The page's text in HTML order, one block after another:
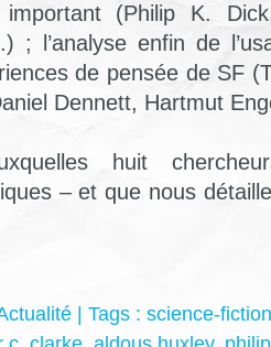
important (Philip K.
; l’analyse enfin de
de pensée de SF
Dennett, Hartmut
huit
– et que nous
| Tags : science-fiction